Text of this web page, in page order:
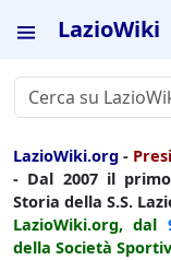
LazioWiki
LazioWiki.org -
- Dal 2007 il
Storia della S.S.
LazioWiki.org, dal
della Società